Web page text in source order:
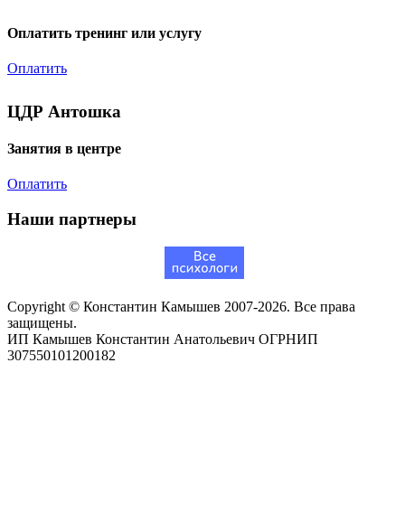
Оплатить тренинг или услугу
Оплатить
ЦДР Антошка
Занятия в центре
Оплатить
Наши партнеры
Copyright © Константин Камышев 2007-2026. Все права
защищены.
ИП Камышев Константин Анатольевич ОГРНИП
307550101200182